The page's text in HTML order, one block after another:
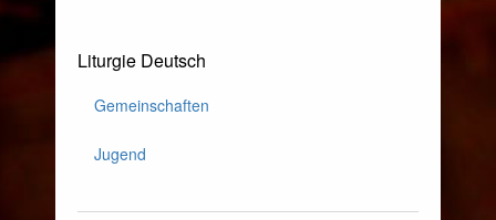
Liturgie Deutsch
Gemeinschaften
Jugend